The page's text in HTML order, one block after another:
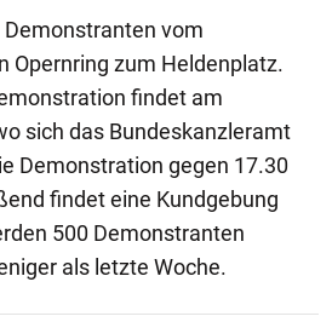
Demonstranten vom
Opernring zum Heldenplatz.
findet am
sich das Bundeskanzleramt
Demonstration gegen 17.30
findet eine Kundgebung
500 Demonstranten
als letzte Woche.